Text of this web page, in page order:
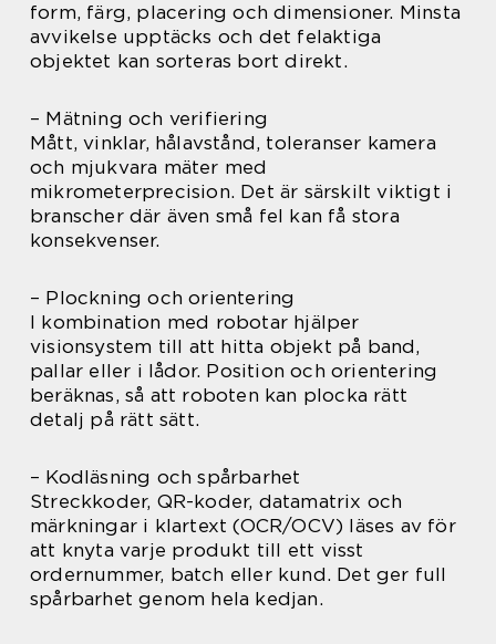
form, färg, placering och dimensioner. Minsta
avvikelse upptäcks och det felaktiga
objektet kan sorteras bort direkt.
– Mätning och verifiering
Mått, vinklar, hålavstånd, toleranser kamera
och mjukvara mäter med
mikrometerprecision. Det är särskilt viktigt i
branscher där även små fel kan få stora
konsekvenser.
– Plockning och orientering
I kombination med robotar hjälper
visionsystem till att hitta objekt på band,
pallar eller i lådor. Position och orientering
beräknas, så att roboten kan plocka rätt
detalj på rätt sätt.
– Kodläsning och spårbarhet
Streckkoder, QR-koder, datamatrix och
märkningar i klartext (OCR/OCV) läses av för
att knyta varje produkt till ett visst
ordernummer, batch eller kund. Det ger full
spårbarhet genom hela kedjan.